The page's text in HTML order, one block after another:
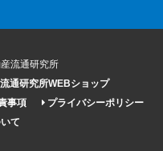
流通研究所
通研究所WEBショップ
事項
プライバシーポリシー
て